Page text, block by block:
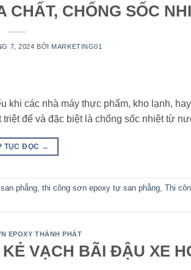
CHẤT, CHỐNG SỐC
7, 2024 BỞI MARKETING01
khi các nhà máy thực phẩm, kho lạnh,
triệt để và đặc biệt là chống sốc nhiệt từ
TỤC ĐỌC →
phẳng, thi công sơn epoxy tự san phẳng, Thi
EPOXY THÀNH PHÁT
VẠCH BÃI ĐẬU XE